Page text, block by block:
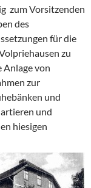
zum Vorsitzenden
des
für die
zu
Anlage von
zur
und
und
hiesigen